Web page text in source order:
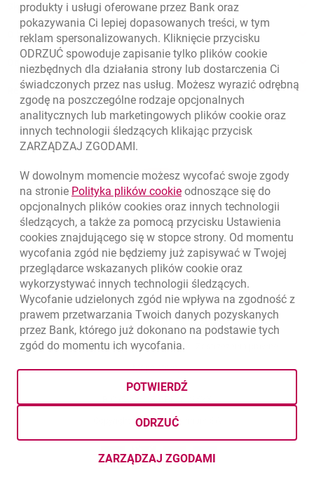
Skontaktuj się ze Specjalistą
O banku
Odpowiedzialny biznes
Regulacje zewnętrzne
Ochrona danychotwiera się w nowej karcie
Ustawieniacookies
Mapa stronyotwiera się w nowej karcie
© Bank Millennium SA
Goodieotwiera się w nowej karcie
Twitterotwiera się w nowej karcie
YouTubeotwiera się w nowej karcie
LinkedIn
produkty i usługi oferowane przez Bank oraz
pokazywania Ci lepiej dopasowanych treści, w tym
reklam spersonalizowanych. Kliknięcie przycisku
ODRZUĆ spowoduje zapisanie tylko plików cookie
niezbędnych dla działania strony lub dostarczenia Ci
świadczonych przez nas usług. Możesz wyrazić odrębną
zgodę na poszczególne rodzaje opcjonalnych
analitycznych lub marketingowych plików cookie oraz
innych technologii śledzących klikając przycisk
ZARZĄDZAJ ZGODAMI.
W dowolnym momencie możesz wycofać swoje zgody
na stronie Polityka plików cookielink otwiera się w nowym
odnoszące się do
opcjonalnych plików cookies oraz innych technologii
śledzących, a także za pomocą przycisku Ustawienia
cookies znajdującego się w stopce strony. Od momentu
wycofania zgód nie będziemy już zapisywać w Twojej
przeglądarce wskazanych plików cookie oraz
wykorzystywać innych technologii śledzących.
Wycofanie udzielonych zgód nie wpływa na zgodność z
prawem przetwarzania Twoich danych pozyskanych
przez Bank, którego już dokonano na podstawie tych
zgód do momentu ich wycofania.
ZARZĄDZAJ ZGODAMI
DOTYCZĄCYMI PLIKÓW
ODRZUĆ
POTWIERDŹ